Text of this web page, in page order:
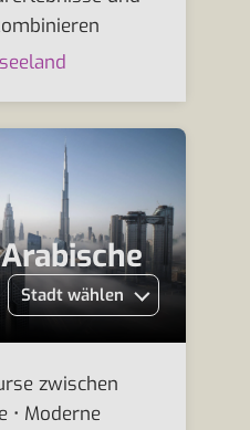
Stadt wählen
zwischen
• Moderne